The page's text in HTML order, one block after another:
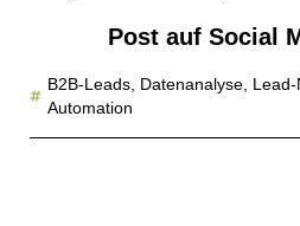
Post auf Social
B2B-Leads Datenanalyse
Automation